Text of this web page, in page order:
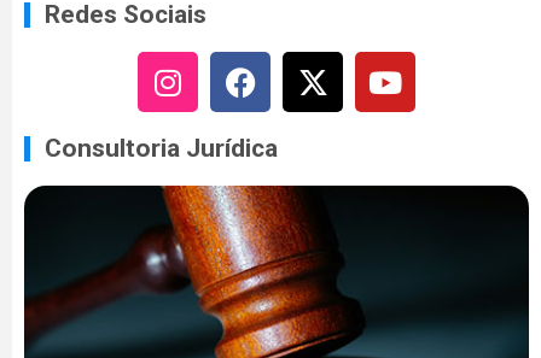
Redes Sociais
Consultoria Jurídica